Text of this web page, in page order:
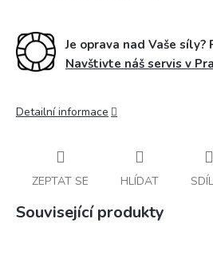
Je oprava nad Vaše síly?
Navštivte náš servis v
Detailní informace
ZEPTAT SE HLÍDAT
Související produkty